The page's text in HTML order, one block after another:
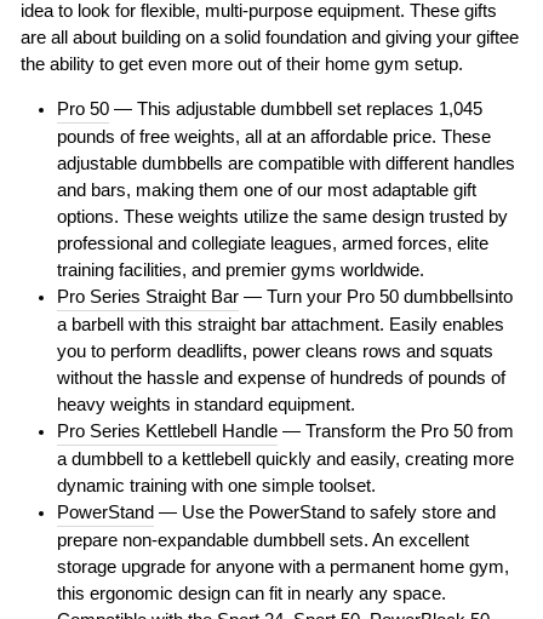
idea to look for flexible, multi-purpose equipment. These gifts
are all about building on a solid foundation and giving your giftee
the ability to get even more out of their home gym setup.
Pro 50 — This adjustable dumbbell set replaces 1,045
pounds of free weights, all at an affordable price. These
adjustable dumbbells are compatible with different handles
and bars, making them one of our most adaptable gift
options. These weights utilize the same design trusted by
professional and collegiate leagues, armed forces, elite
training facilities, and premier gyms worldwide.
Pro Series Straight Bar — Turn your Pro 50 dumbbellsinto
a barbell with this straight bar attachment. Easily enables
you to perform deadlifts, power cleans rows and squats
without the hassle and expense of hundreds of pounds of
heavy weights in standard equipment.
Pro Series Kettlebell Handle — Transform the Pro 50 from
a dumbbell to a kettlebell quickly and easily, creating more
dynamic training with one simple toolset.
PowerStand — Use the PowerStand to safely store and
prepare non-expandable dumbbell sets. An excellent
storage upgrade for anyone with a permanent home gym,
this ergonomic design can fit in nearly any space.